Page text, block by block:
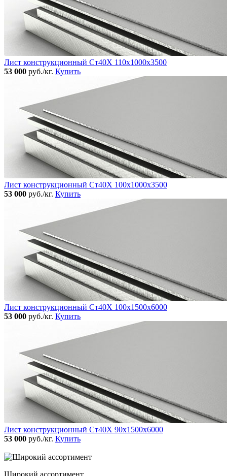
Лист конструкционный Ст40Х 110х1000х3500
53 000 руб./кг. Купить
Лист конструкционный Ст40Х 100х1000х3500
53 000 руб./кг. Купить
Лист конструкционный Ст40Х 100х1500х6000
53 000 руб./кг. Купить
Лист конструкционный Ст40Х 90х1500х6000
53 000 руб./кг. Купить